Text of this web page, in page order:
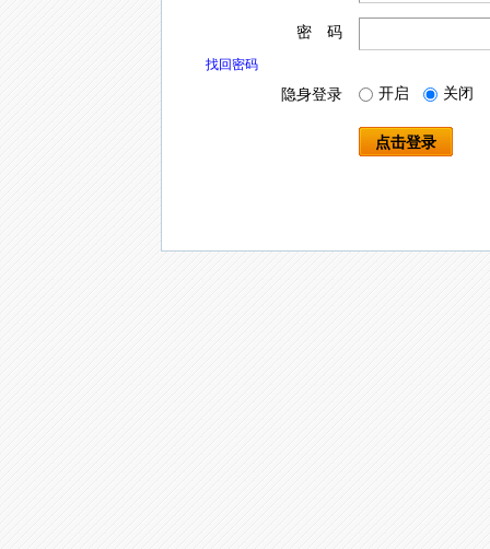
密 码
找回密码
隐身登录 开启 关闭
点击登录